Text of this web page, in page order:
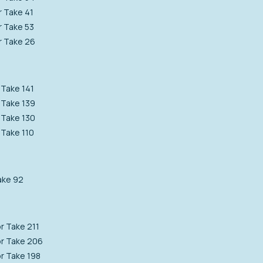
41
Take 53
Take 26
141
139
130
110
92
Take 211
Take 206
Take 198